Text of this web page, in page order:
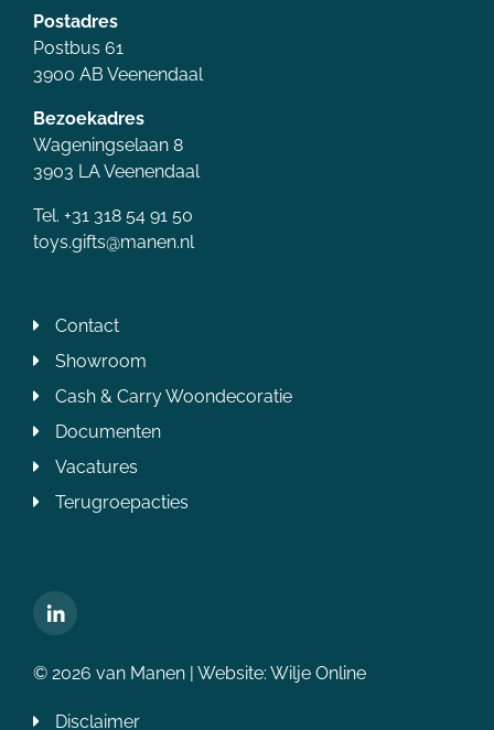
Postadres
Postbus 61
3900 AB Veenendaal
Bezoekadres
Wageningselaan 8
3903 LA Veenendaal
Tel. +31 318 54 91 50
toys.gifts@manen.nl
Contact
Showroom
Cash & Carry Woondecoratie
Documenten
Vacatures
Terugroepacties
© 2026 van Manen | Website: Wilje Online
Disclaimer